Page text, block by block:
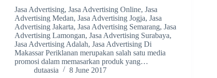
Jasa Advertising, Jasa Advertising Online, Jasa
Advertising Medan, Jasa Advertising Jogja, Jasa
Advertising Jakarta, Jasa Advertising Semarang, Jasa
Advertising Lamongan, Jasa Advertising Surabaya,
Jasa Advertising Adalah, Jasa Advertising Di
Makassar Periklanan merupakan salah satu media
promosi dalam memasarkan produk yang…
dutaasia
8 June 2017